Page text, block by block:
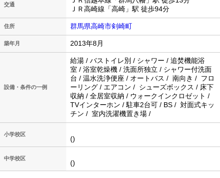
交通
ＪＲ高崎線「高崎」駅 徒歩94分
住所 群馬県高崎市剣崎町
築年月 2013年8月
設備・条件の一例
給湯 / バストイレ別 / シャワー / 追焚機能浴
室 / 浴室乾燥機 / 洗面所独立 / シャワー付洗面
台 / 温水洗浄便座 / オートバス / 南向き / フロ
ーリング / エアコン / シューズボックス / 床下
収納 / 全居室収納 / ウォークインクロゼット /
TVインターホン / 駐車2台可 / BS / 対面式キッ
チン / 室内洗濯機置き場 /
小学校区
()
中学校区
()